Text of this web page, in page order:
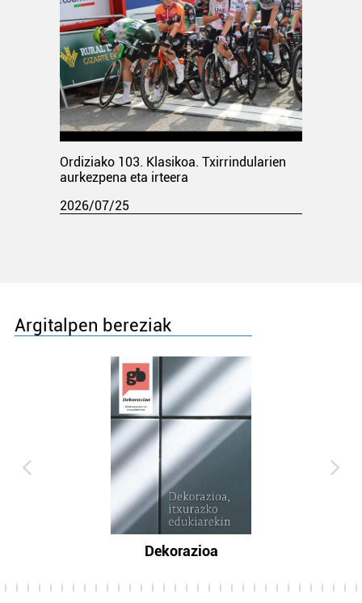
Ordiziako 103. Klasikoa. Txirrindularien
aurkezpena eta irteera
2026/07/25
Argitalpen bereziak
Dekorazioa